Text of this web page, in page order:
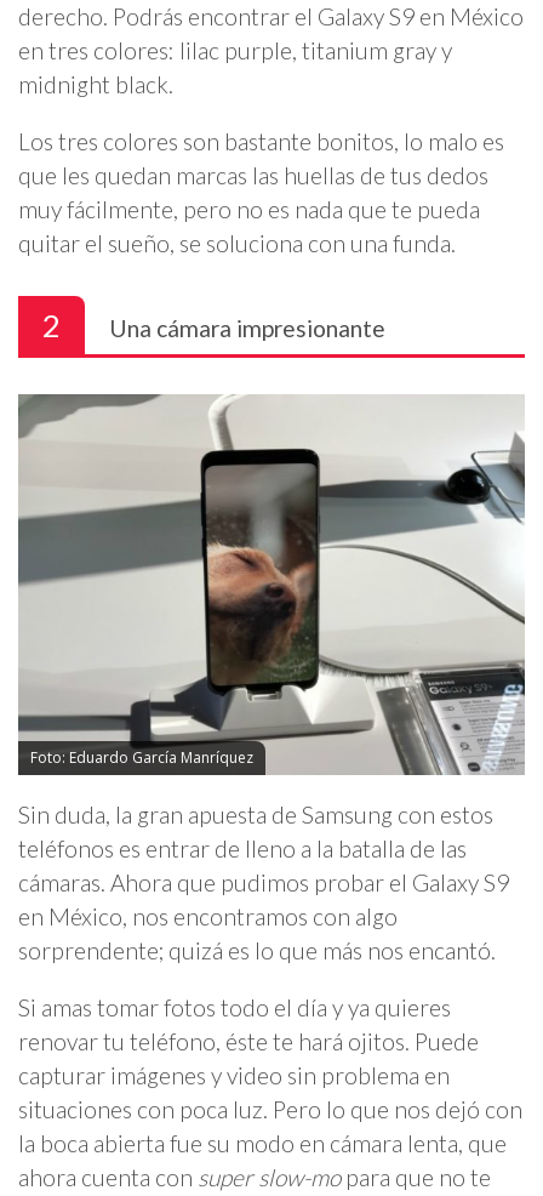
derecho. Podrás encontrar el Galaxy S9 en México
en tres colores: lilac purple, titanium gray y
midnight black.
Los tres colores son bastante bonitos, lo malo es
que les quedan marcas las huellas de tus dedos
muy fácilmente, pero no es nada que te pueda
quitar el sueño, se soluciona con una funda.
2 Una cámara impresionante
Foto: Eduardo García Manríquez
Sin duda, la gran apuesta de Samsung con estos
teléfonos es entrar de lleno a la batalla de las
cámaras. Ahora que pudimos probar el Galaxy S9
en México, nos encontramos con algo
sorprendente; quizá es lo que más nos encantó.
Si amas tomar fotos todo el día y ya quieres
renovar tu teléfono, éste te hará ojitos. Puede
capturar imágenes y video sin problema en
situaciones con poca luz. Pero lo que nos dejó con
la boca abierta fue su modo en cámara lenta, que
ahora cuenta con super slow-mopara que no te